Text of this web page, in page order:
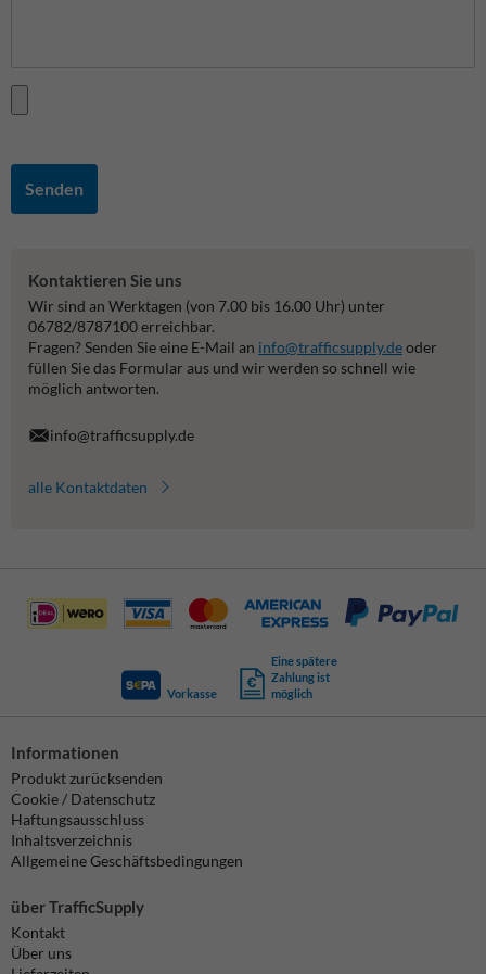
Senden
Kontaktieren Sie uns
Wir sind an Werktagen (von 7.00 bis 16.00 Uhr) unter
06782/8787100 erreichbar.
Fragen? Senden Sie eine E-Mail an info@trafficsupply.deoder
füllen Sie das Formular aus und wir werden so schnell wie
möglich antworten.
info@trafficsupply.de
alle Kontaktdaten
Vorkasse
Eine spätere
Zahlung ist
möglich
Informationen
Produkt zurücksenden
Cookie / Datenschutz
Haftungsausschluss
Inhaltsverzeichnis
Allgemeine Geschäftsbedingungen
über TrafficSupply
Kontakt
Über uns